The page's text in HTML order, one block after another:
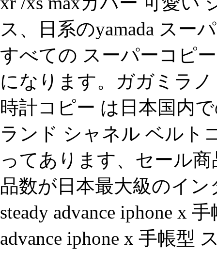
ス、日系のyamada スー
すべての スーパーコピ
になります。ガガミラ
時計コピー は日本国内
ランド シャネル ベルト
ってあります、セール
品数が日本最大級のイ
steady advance iphone x
advance iphone x 手帳型